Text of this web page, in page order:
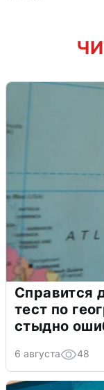
Справится
тест по
стыдно
6 августа 48